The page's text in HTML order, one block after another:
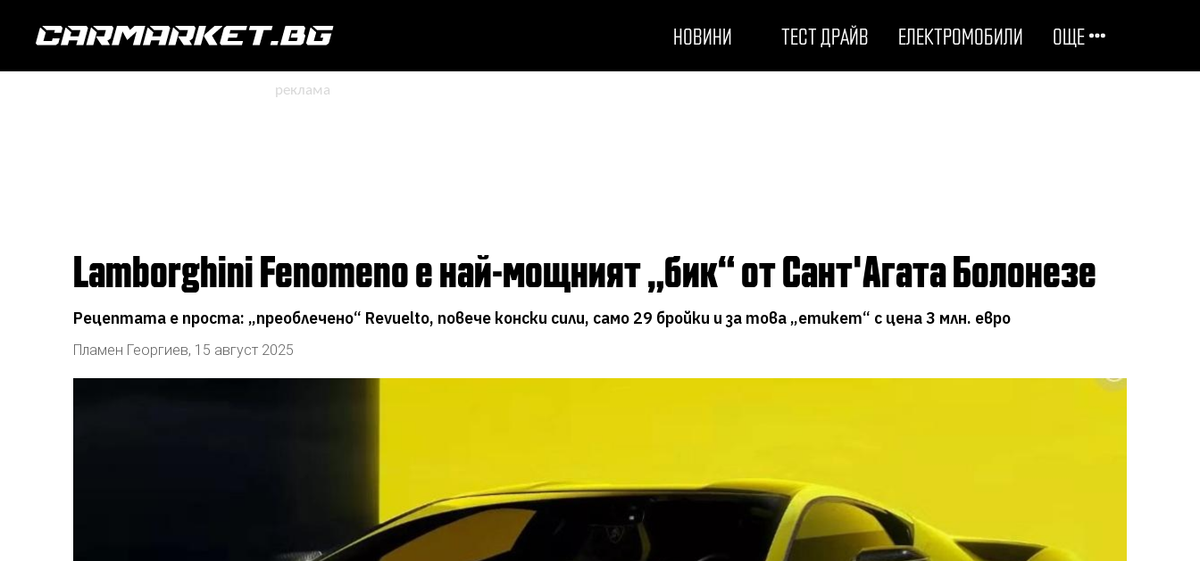
НОВИНИ ОЩЕ
ТЕСТ ДРАЙВ ЕЛЕКТРОМОБИЛИ
ЛЮБОПИТНО
Lamborghini Fenomeno е най-мощният „бик“ от Сант'Агата Болонезе
Рецептата е проста: „преоблечено“ Revuelto, повече конски сили, само 29 бройки и за това „етикет“ с цена 3 млн. евро
Пламен Георгиев, 15 август 2025